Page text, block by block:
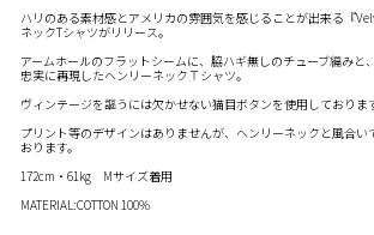
ハリのある素材感とアメリカの雰囲気を感じることが出来る『
ネックTシャツがリリース。
アームホールのフラットシームに、脇ハギ無しのチューブ編みと
忠実に再現したヘンリーネックＴシャツ。
ヴィンテージを謳うには欠かせない猫目ボタンを使用しておりま
プリント等のデザインはありませんが、ヘンリーネックと風合い
おります。
172cm・61kg Mサイズ着用
MATERIAL:COTTON 100%